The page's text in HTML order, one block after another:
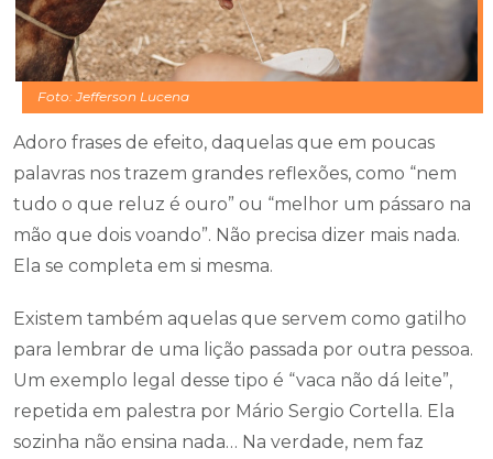
Foto: Jefferson Lucena
Adoro frases de efeito, daquelas que em poucas
palavras nos trazem grandes reflexões, como “nem
tudo o que reluz é ouro” ou “melhor um pássaro na
mão que dois voando”. Não precisa dizer mais nada.
Ela se completa em si mesma.
Existem também aquelas que servem como gatilho
para lembrar de uma lição passada por outra pessoa.
Um exemplo legal desse tipo é “vaca não dá leite”,
repetida em palestra por Mário Sergio Cortella. Ela
sozinha não ensina nada… Na verdade, nem faz